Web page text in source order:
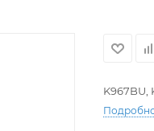
K967BU,